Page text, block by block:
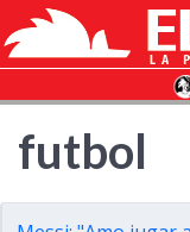
futbol